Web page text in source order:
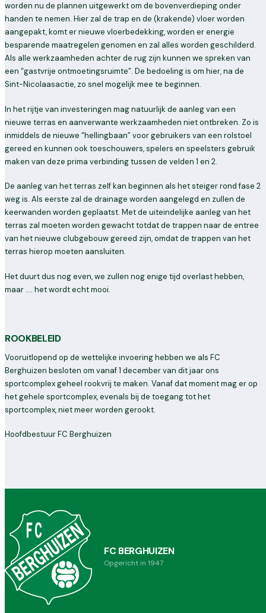
worden nu de plannen uitgewerkt om de bovenverdieping onder
handen te nemen. Hier zal de trap en de (krakende) vloer worden
aangepakt, komt er nieuwe vloerbedekking, worden er energie
besparende maatregelen genomen en zal alles worden geschilderd.
Als alle werkzaamheden achter de rug zijn kunnen we spreken van
een “gastvrije ontmoetingsruimte”. De bedoeling is om hier, na de
Sint-Nicolaasactie, zo snel mogelijk mee te beginnen.
In het rijtje van investeringen mag natuurlijk de aanleg van een
nieuwe terras en aanverwante werkzaamheden niet ontbreken. Zo is
inmiddels de nieuwe “hellingbaan” voor gebruikers van een rolstoel
gereed en kunnen ook toeschouwers, spelers en speelsters gebruik
maken van deze prima verbinding tussen de velden 1 en 2.
De aanleg van het terras zelf kan beginnen als het steiger rond fase 2
weg is. Als eerste zal de drainage worden aangelegd en zullen de
keerwanden worden geplaatst. Met de uiteindelijke aanleg van het
terras zal moeten worden gewacht totdat de trappen naar de entree
van het nieuwe clubgebouw gereed zijn, omdat de trappen van het
terras hierop moeten aansluiten.
Het duurt dus nog even, we zullen nog enige tijd overlast hebben,
maar …. het wordt echt mooi.
ROOKBELEID
Vooruitlopend op de wettelijke invoering hebben we als FC
Berghuizen besloten om vanaf 1 december van dit jaar ons
sportcomplex geheel rookvrij te maken. Vanaf dat moment mag er op
het gehele sportcomplex, evenals bij de toegang tot het
sportcomplex, niet meer worden gerookt.
Hoofdbestuur FC Berghuizen
FC BERGHUIZEN
Opgericht in 1947